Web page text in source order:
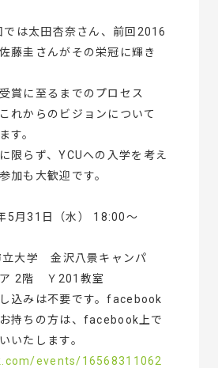
は太田杏奈さん、前回2016
藤圭さんがその栄冠に輝き
賞に至るまでのプロセス
れからのビジョンについて
す。
限らず、YCUへの入学を考え
加も大歓迎です。
5月31日（水） 18:00～
立大学 金沢八景キャンパ
2階 Ｙ201教室
し込みは不要です。facebook
持ちの方は、facebook上で
いたします。
events/16568311062